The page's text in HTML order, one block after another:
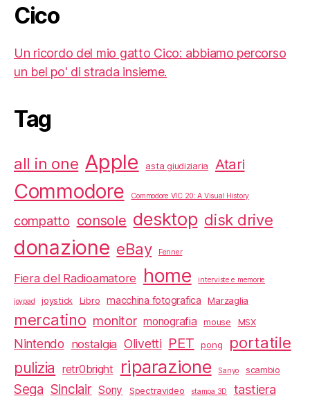
Cico
Un ricordo del mio gatto Cico: abbiamo percorso
un bel po' di strada insieme.
Tag
all in one Apple asta giudiziaria Atari
Commodore Commodore VIC 20: A Visual History
compatto console desktop disk drive
donazione eBay Fenner
Fiera del Radioamatore home interviste e memorie
joypad joystick Libro macchina fotografica Marzaglia
mercatino monitor monografia mouse MSX
Nintendo nostalgia Olivetti PET pong portatile
pulizia retr0bright riparazione Sanyo scambio
Sega Sinclair Sony Spectravideo stampa 3D tastiera